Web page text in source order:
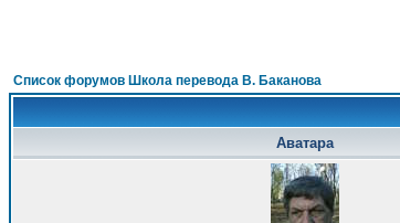
Список форумов Школа перевода В. Баканова
Аватара